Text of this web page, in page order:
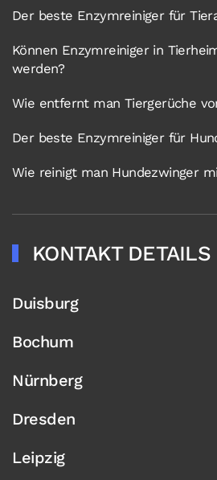
Der beste Enzymreiniger für
Können Enzymreiniger in
werden?
Wie entfernt man Tiergerüche
Der beste Enzymreiniger für
Wie reinigt man Hundezwinger
KONTAKT DETAILS
Duisburg
Bochum
Nürnberg
Dresden
Leipzig